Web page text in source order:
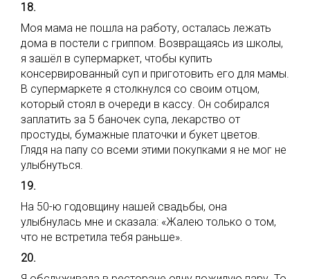
18.
Моя мама не пошла на работу, осталась лежать
дома в постели с гриппом. Возвращаясь из школы,
я зашёл в супермаркет, чтобы купить
консервированный суп и приготовить его для мамы.
В супермаркете я столкнулся со своим отцом,
который стоял в очереди в кассу. Он собирался
заплатить за 5 баночек супа, лекарство от
простуды, бумажные платочки и букет цветов.
Глядя на папу со всеми этими покупками я не мог не
улыбнуться.
19.
На 50-ю годовщину нашей свадьбы, она
улыбнулась мне и сказала: «Жалею только о том,
что не встретила тебя раньше».
20.